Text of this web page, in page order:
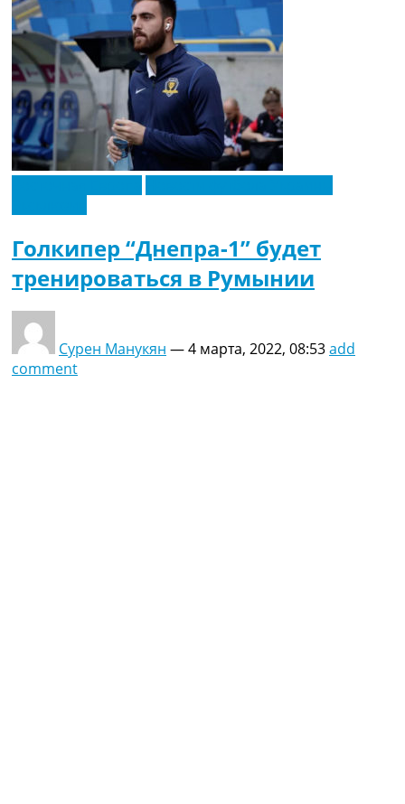
Голкипер “Днепра-1” будет
тренироваться в Румынии
Сурен Манукян —4 марта, 2022, 08:53add
comment